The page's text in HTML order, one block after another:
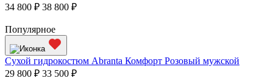
34 800 ₽ 38 800 ₽
Популярное
Сухой гидрокостюм Abranta Комфорт Розовый мужской
29 800 ₽ 33 500 ₽